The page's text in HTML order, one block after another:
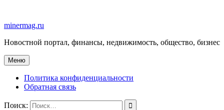
содержимому
minermag.ru
Новостной портал, финансы, недвижимость, общество, бизнес
Меню
Политика конфиденциальности
Обратная связь
Поиск: